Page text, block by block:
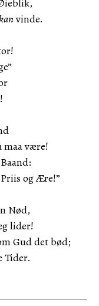
kanvinde.
maa være!
og Ære!”
Nød,
lider!
Gud det bød;
Tider.